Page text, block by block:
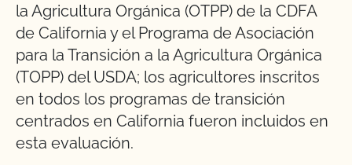
la Agricultura Orgánica (OTPP) de la CDFA
de California y el Programa de Asociación
para la Transición a la Agricultura Orgánica
(TOPP) del USDA; los agricultores inscritos
en todos los programas de transición
centrados en California fueron incluidos en
esta evaluación.